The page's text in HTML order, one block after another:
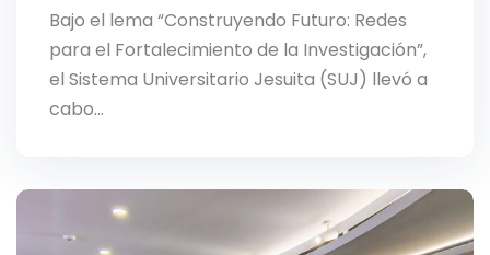
Bajo el lema “Construyendo Futuro: Redes
para el Fortalecimiento de la Investigación”,
el Sistema Universitario Jesuita (SUJ) llevó a
cabo…